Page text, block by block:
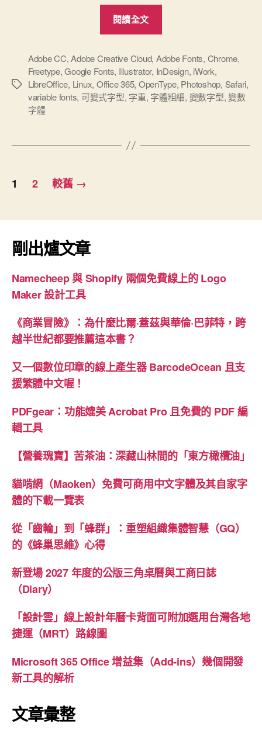
閱讀全文
可
變
字
體/
標
Adobe CC,Adobe Creative Cloud, Adobe Fonts, Chrome,
Freetype,Google Fonts, Illustrator, InDesign, iWork,
LibreOffice, Linux, Office 365, OpenType, Photoshop, Safari,
variable fonts, 可變式字型, 字重, 字體粗細, 變數字型,變數
字體
文
分
頁
1 2 較舊 →
剛出爐文章
Namecheep 與 Shopify 兩個免費線上的 Logo
Maker 設計工具
《商業冒險》：為什麼比爾·蓋茲與華倫·巴菲特，跨
越半世紀都要推薦這本書？
又一個數位印章的線上產生器 BarcodeOcean 且支
援繁體中文喔！
PDFgear：功能媲美 Acrobat Pro 且免費的 PDF 編
輯工具
【營養瑰寶】苦茶油：深藏山林間的「東方橄欖油」
貓啃網（Maoken）免費可商用中文字體及其自家字
體的下載一覽表
從「齒輪」到「蜂群」：重塑組織集體智慧（GQ）
的《蜂巢思維》心得
新登場 2027 年度的公版三角桌曆與工商日誌
（Diary）
「設計雲」線上設計年曆卡背面可附加選用台灣各地
捷運（MRT）路線圖
Microsoft 365 Office 增益集（Add-ins）幾個開發
新工具的解析
文章彙整